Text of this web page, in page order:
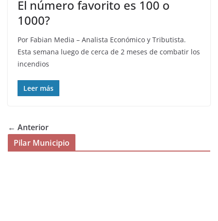
El número favorito es 100 o
1000?
Por Fabian Media – Analista Económico y Tributista.
Esta semana luego de cerca de 2 meses de combatir los
incendios
Leer más
← Anterior
Pilar Municipio